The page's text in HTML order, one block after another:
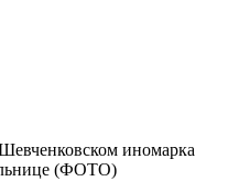
иномарка
(ФОТО)